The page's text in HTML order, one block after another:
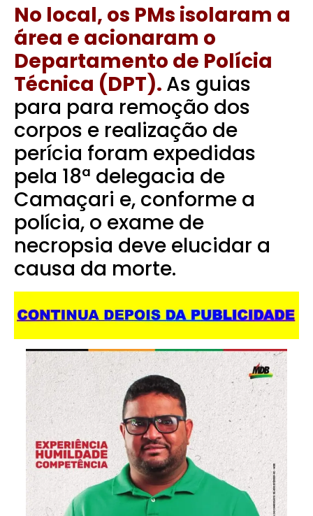
No local, os PMs isolaram a
área e acionaram o
Departamento de Polícia
Técnica (DPT). As guias
para para remoção dos
corpos e realização de
perícia foram expedidas
pela 18ª delegacia de
Camaçari e, conforme a
polícia, o exame de
necropsia deve elucidar a
causa da morte.